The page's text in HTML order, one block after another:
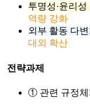
투명성·윤리성
역량 강화
외부 활동 다
대외 확산
전략과제
① 관련 규정체